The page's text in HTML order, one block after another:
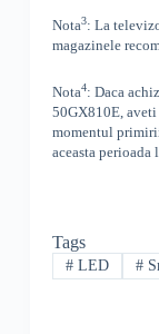
Nota3: La
magazinele
Nota4: Daca
50GX810E,aveti
momentul
aceasta perioada
Tags
#LED #